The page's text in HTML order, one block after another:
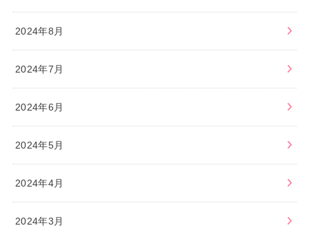
2024年8月
2024年7月
2024年6月
2024年5月
2024年4月
2024年3月